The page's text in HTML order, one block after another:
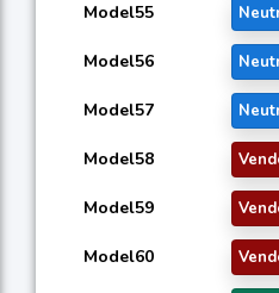
Model55
Model56
Model57
Model58
Model59
Model60